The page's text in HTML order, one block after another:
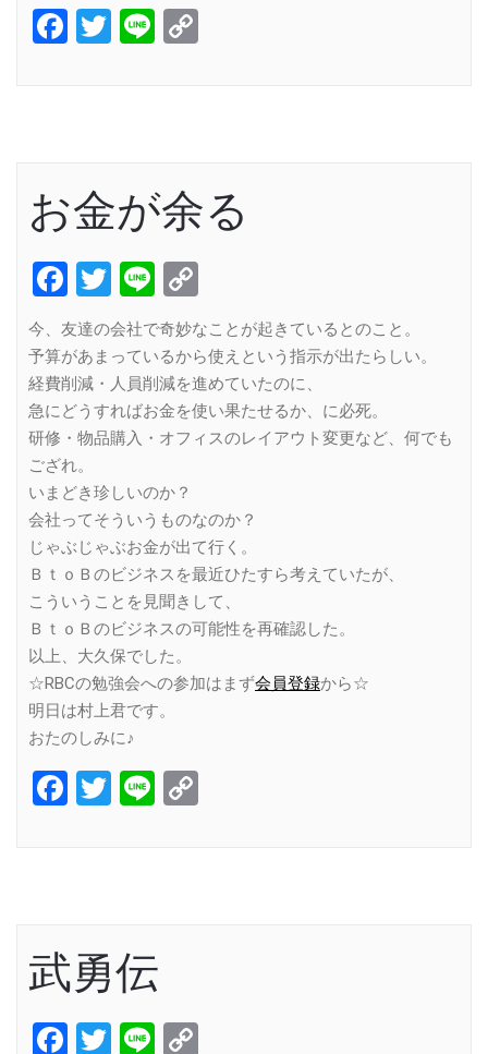
Facebook
Twitter
Line
お金が余る
Facebook
Twitter
Line
Link
今、友達の会社で奇妙なことが起きているとのこと。
予算があまっているから使えという指示が出たらしい。
経費削減・人員削減を進めていたのに、
急にどうすればお金を使い果たせるか、に必死。
研修・物品購入・オフィスのレイアウト変更など、何でも
ござれ。
いまどき珍しいのか？
会社ってそういうものなのか？
じゃぶじゃぶお金が出て行く。
ＢｔｏＢのビジネスを最近ひたすら考えていたが、
こういうことを見聞きして、
ＢｔｏＢのビジネスの可能性を再確認した。
以上、大久保でした。
☆RBCの勉強会への参加はまず会員登録から☆
明日は村上君です。
おたのしみに♪
Facebook
Twitter
Line
武勇伝
Facebook
Twitter
Line